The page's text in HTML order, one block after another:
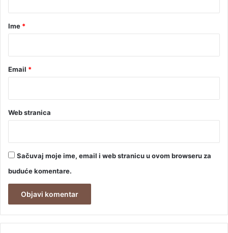
rIme *
Email *
Web stranica
Sačuvaj moje ime, email i web stranicu u ovom browseru za
buduće komentare.